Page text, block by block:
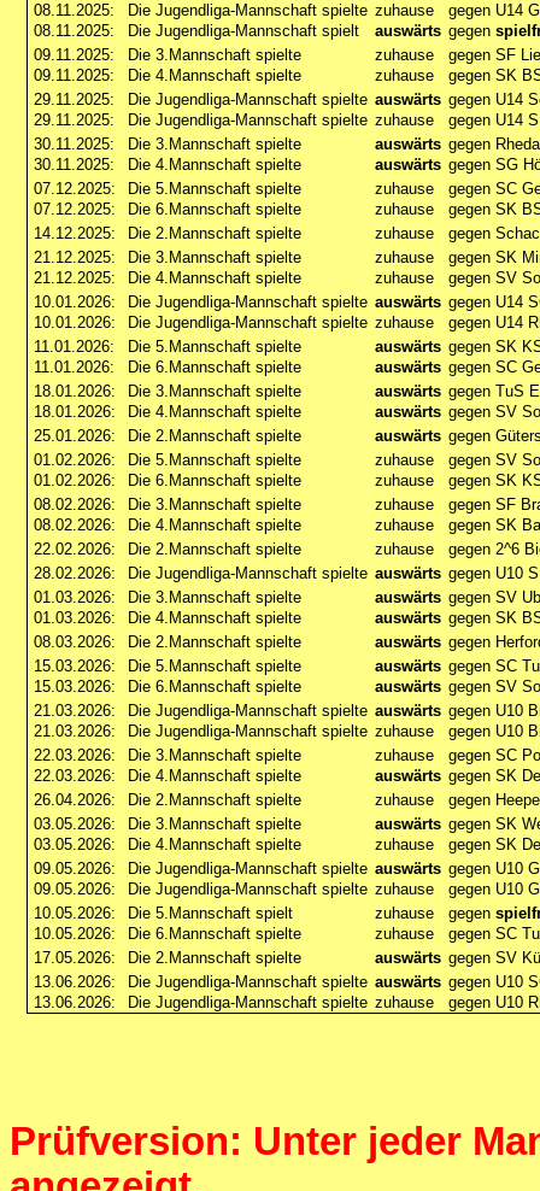
08.11.2025:
Die Jugendliga-Mannschaft spielte zuhause
gegen U14
08.11.2025:
Die Jugendliga-Mannschaft spielt auswärts gegen
09.11.2025:
Die 3.Mannschaft spielte zuhause
gegen SF
09.11.2025:
Die 4.Mannschaft spielte zuhause
gegen SK
29.11.2025:
Die Jugendliga-Mannschaft spielte auswärts gegen U14
29.11.2025:
Die Jugendliga-Mannschaft spielte zuhause
gegen U14
30.11.2025:
Die 3.Mannschaft spielte auswärts gegen
30.11.2025:
Die 4.Mannschaft spielte auswärts gegen SG
07.12.2025:
Die 5.Mannschaft spielte zuhause
gegen SC
07.12.2025:
Die 6.Mannschaft spielte zuhause
gegen SK
14.12.2025:
Die 2.Mannschaft spielte zuhause
gegen
21.12.2025:
Die 3.Mannschaft spielte zuhause
gegen SK
21.12.2025:
Die 4.Mannschaft spielte zuhause
gegen SV
10.01.2026:
Die Jugendliga-Mannschaft spielte auswärts gegen U14
10.01.2026:
Die Jugendliga-Mannschaft spielte zuhause
gegen U14
11.01.2026:
Die 5.Mannschaft spielte auswärts gegen SK
11.01.2026:
Die 6.Mannschaft spielte auswärts gegen SC
18.01.2026:
Die 3.Mannschaft spielte auswärts gegen TuS
18.01.2026:
Die 4.Mannschaft spielte auswärts gegen SV
25.01.2026:
Die 2.Mannschaft spielte auswärts gegen
01.02.2026:
Die 5.Mannschaft spielte zuhause
gegen SV
01.02.2026:
Die 6.Mannschaft spielte zuhause
gegen SK
08.02.2026:
Die 3.Mannschaft spielte zuhause
gegen SF
08.02.2026:
Die 4.Mannschaft spielte zuhause
gegen SK
22.02.2026:
Die 2.Mannschaft spielte zuhause
gegen 2^6
28.02.2026:
Die Jugendliga-Mannschaft spielte auswärts gegen U10
01.03.2026:
Die 3.Mannschaft spielte auswärts gegen SV
01.03.2026:
Die 4.Mannschaft spielte auswärts gegen SK
08.03.2026:
Die 2.Mannschaft spielte auswärts gegen
15.03.2026:
Die 5.Mannschaft spielte auswärts gegen SC
15.03.2026:
Die 6.Mannschaft spielte auswärts gegen SV
21.03.2026:
Die Jugendliga-Mannschaft spielte auswärts gegen U10
21.03.2026:
Die Jugendliga-Mannschaft spielte zuhause
gegen U10
22.03.2026:
Die 3.Mannschaft spielte zuhause
gegen SC
22.03.2026:
Die 4.Mannschaft spielte auswärts gegen SK
26.04.2026:
Die 2.Mannschaft spielte zuhause
gegen
03.05.2026:
Die 3.Mannschaft spielte auswärts gegen SK
03.05.2026:
Die 4.Mannschaft spielte zuhause
gegen SK
09.05.2026:
Die Jugendliga-Mannschaft spielte auswärts gegen U10
09.05.2026:
Die Jugendliga-Mannschaft spielte zuhause
gegen U10
10.05.2026:
Die 5.Mannschaft spielt zuhause gegen
10.05.2026:
Die 6.Mannschaft spielte zuhause
gegen SC
17.05.2026:
Die 2.Mannschaft spielte auswärts gegen SV
13.06.2026:
Die Jugendliga-Mannschaft spielte auswärts gegen U10
13.06.2026:
Die Jugendliga-Mannschaft spielte zuhause gegen U10
Prüfversion: Unter jeder